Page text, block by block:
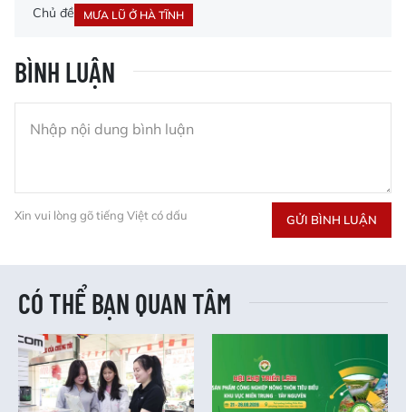
Chủ đề MƯA LŨ Ở HÀ TĨNH
BÌNH LUẬN
Xin vui lòng gõ tiếng Việt có dấu GỬI BÌNH LUẬN
CÓ THỂ BẠN QUAN TÂM